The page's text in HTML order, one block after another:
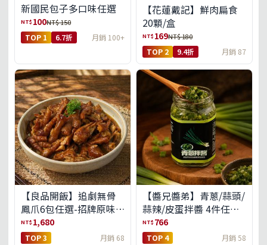
新國民包子多口味任選
NT$ 100NT$ 150
TOP 1 6.7折 月銷 100+
【花蓮戴記】鮮肉扁食
20顆/盒
NT$ 169NT$ 180
TOP 2 9.4折 月銷 87
【良品開飯】追劇無骨
鳳爪6包任選-招牌原味/
濃濃蒜香/過癮麻辣(免運
組)
NT$ 1,680
TOP 3 月銷 68
【醬兄醬弟】青蔥/蒜頭/
蒜辣/皮蛋拌醬 4件任選
(免運組)
NT$ 766
TOP 4 月銷 58